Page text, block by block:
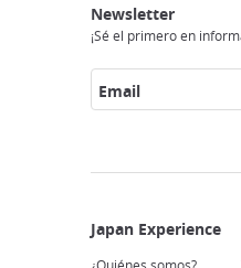
Newsletter
¡Sé el primero en
Email
Experience
en
Japón
a
internet
japón